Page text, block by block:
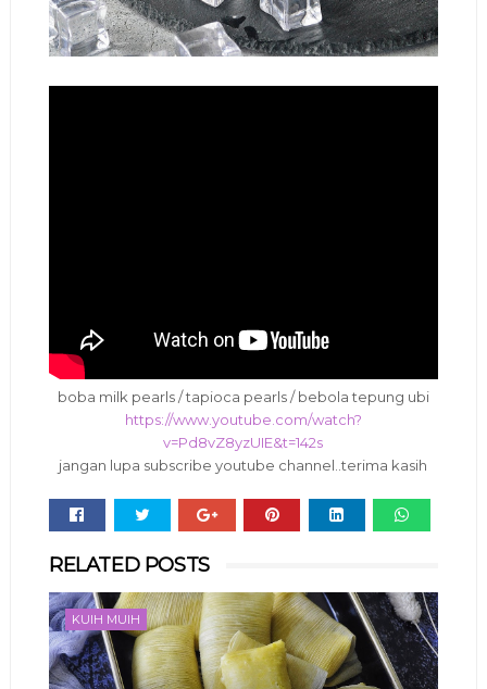
boba milk pearls / tapioca pearls / bebola tepung ubi
https://www.youtube.com/watch?
v=Pd8vZ8yzUIE&t=142s
jangan lupa subscribe youtube channel..terima kasih
RELATED POSTS
KUIH MUIH